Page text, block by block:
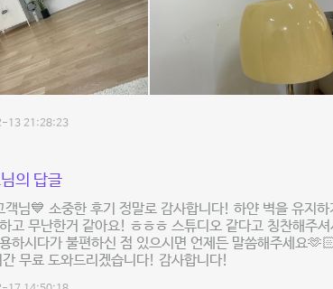
13 21:28:23
의 답글
님💙 소중한 후기 정말로 감사합니다! 하얀 벽을 유지하
고 무난한거 같아요! ㅎㅎㅎ 스튜디오 같다고 칭찬해주
하시다가 불편하신 점 있으시면 언제든 말씀해주세요
무료 도와드리겠습니다! 감사합니다!